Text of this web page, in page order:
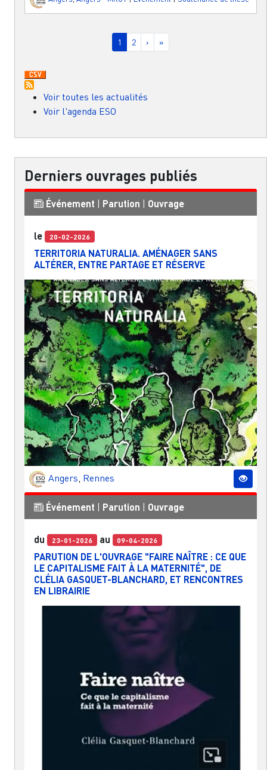
Page courante
1 Page
2 Page suivante
› Dernière page
»
Voir toutes les actualités
Voir l'agenda ESO
Derniers ouvrages publiés
Événement | Parution | Ouvrage
le 20-02-2026
TERRITORIA NATURALIA. AMÉNAGER SANS
ALTÉRER, ENTRE PARTAGE ET RÉSERVE
Angers, Rennes
Événement Parution Ouvrage
du 23-01-2026 au 09-04-2026
PARUTION DE L'OUVRAGE "FAIRE NAÎTRE : CE QUE
LE CAPITALISME FAIT À LA MATERNITÉ", DE
CLÉLIA GASQUET-BLANCHARD, ET RENCONTRES
EN LIBRAIRIE